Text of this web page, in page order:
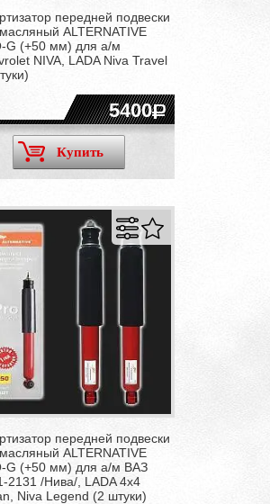
передней подвески
ALTERNATIVE
G (+50 мм) для а/м
NIVA, LADA Niva Travel
5400
Купить
передней подвески
ALTERNATIVE
G (+50 мм) для а/м ВАЗ
2131 /Нива/, LADA 4x4
Niva Legend (2 штуки)